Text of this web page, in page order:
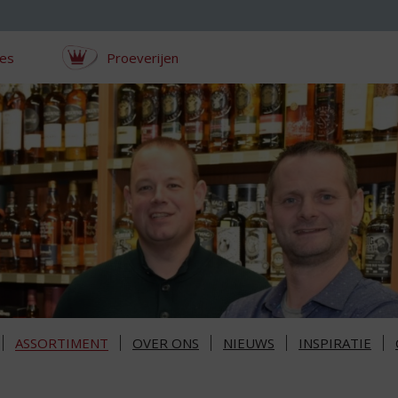
Proeverijen
ASSORTIMENT OVER ONS NIEUWS INSPIRATIE